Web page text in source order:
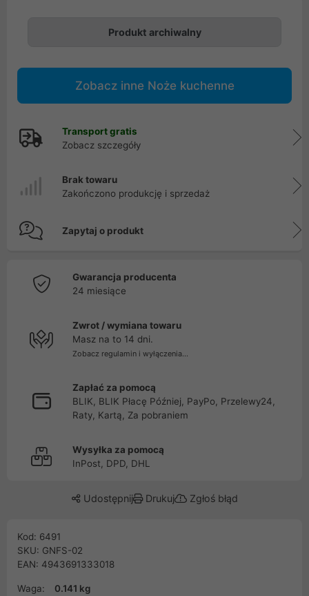
Produkt archiwalny
Zobacz inne Noże kuchenne
Transport gratis
Zobacz szczegóły
Brak towaru
Zakończono produkcję i sprzedaż
Zapytaj o produkt
Gwarancja producenta
24 miesiące
Zwrot / wymiana towaru
Masz na to 14 dni.
Zobacz regulamin i wyłączenia...
Zapłać za pomocą
BLIK, BLIK Płacę Później, PayPo, Przelewy24,
Raty, Kartą, Za pobraniem
Wysyłka za pomocą
InPost, DPD, DHL
Udostępnij Drukuj Zgłoś błąd
Kod: 6491
SKU: GNFS-02
EAN: 4943691333018
Waga:
0.141 kg